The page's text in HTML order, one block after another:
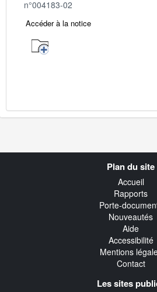
n°004183-02
Accéder à la notice
Plan du site
Accueil
Rapports
Porte-
Nouveautés
Aide
Accessibilité
Mentions
Contact
Les sites